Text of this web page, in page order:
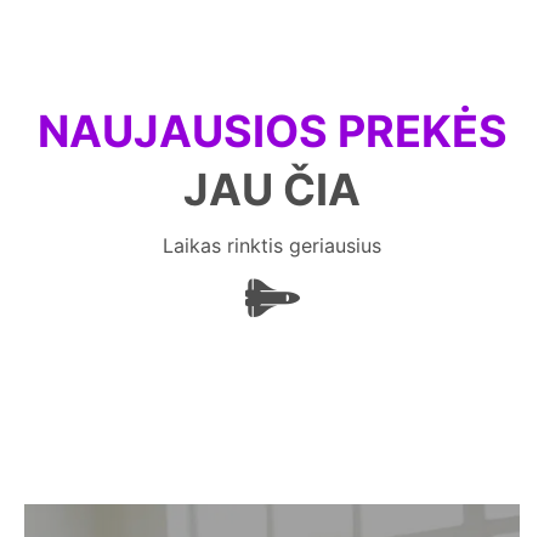
NAUJAUSIOS PREKĖS
JAU ČIA
Laikas rinktis geriausius